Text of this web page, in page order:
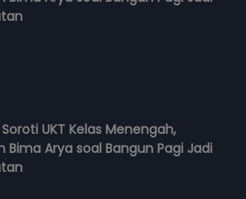
UKT Kelas Menengah,
Bima Arya soal Bangun Pagi Jadi